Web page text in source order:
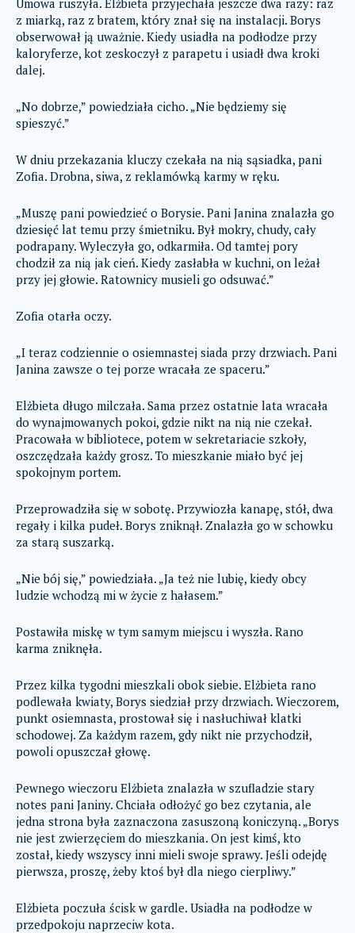
Umowa ruszyła. Elżbieta przyjechała jeszcze dwa razy: raz
z miarką, raz z bratem, który znał się na instalacji. Borys
obserwował ją uważnie. Kiedy usiadła na podłodze przy
kaloryferze, kot zeskoczył z parapetu i usiadł dwa kroki
dalej.
„No dobrze,” powiedziała cicho. „Nie będziemy się
spieszyć.”
W dniu przekazania kluczy czekała na nią sąsiadka, pani
Zofia. Drobna, siwa, z reklamówką karmy w ręku.
„Muszę pani powiedzieć o Borysie. Pani Janina znalazła go
dziesięć lat temu przy śmietniku. Był mokry, chudy, cały
podrapany. Wyleczyła go, odkarmiła. Od tamtej pory
chodził za nią jak cień. Kiedy zasłabła w kuchni, on leżał
przy jej głowie. Ratownicy musieli go odsuwać.”
Zofia otarła oczy.
„I teraz codziennie o osiemnastej siada przy drzwiach. Pani
Janina zawsze o tej porze wracała ze spaceru.”
Elżbieta długo milczała. Sama przez ostatnie lata wracała
do wynajmowanych pokoi, gdzie nikt na nią nie czekał.
Pracowała w bibliotece, potem w sekretariacie szkoły,
oszczędzała każdy grosz. To mieszkanie miało być jej
spokojnym portem.
Przeprowadziła się w sobotę. Przywiozła kanapę, stół, dwa
regały i kilka pudeł. Borys zniknął. Znalazła go w schowku
za starą suszarką.
„Nie bój się,” powiedziała. „Ja też nie lubię, kiedy obcy
ludzie wchodzą mi w życie z hałasem.”
Postawiła miskę w tym samym miejscu i wyszła. Rano
karma zniknęła.
Przez kilka tygodni mieszkali obok siebie. Elżbieta rano
podlewała kwiaty, Borys siedział przy drzwiach. Wieczorem,
punkt osiemnasta, prostował się i nasłuchiwał klatki
schodowej. Za każdym razem, gdy nikt nie przychodził,
powoli opuszczał głowę.
Pewnego wieczoru Elżbieta znalazła w szufladzie stary
notes pani Janiny. Chciała odłożyć go bez czytania, ale
jedna strona była zaznaczona zasuszoną koniczyną. „Borys
nie jest zwierzęciem do mieszkania. On jest kimś, kto
został, kiedy wszyscy inni mieli swoje sprawy. Jeśli odejdę
pierwsza, proszę, żeby ktoś był dla niego cierpliwy.”
Elżbieta poczuła ścisk w gardle. Usiadła na podłodze w
przedpokoju naprzeciw kota.